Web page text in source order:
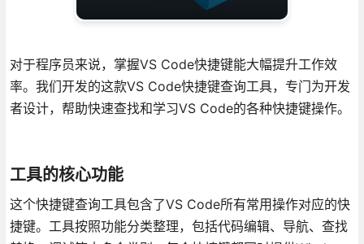
对于程序员来说，掌握VS Code快捷键能大幅提升工作效
率。我们开发的这款VS Code快捷键查询工具，专门为开发
者设计，帮助快速查找和学习VS Code的各种快捷键操作。
工具的核心功能
这个快捷键查询工具包含了VS Code所有常用操作对应的快
捷键。工具按照功能分类整理，包括代码编辑、导航、查找